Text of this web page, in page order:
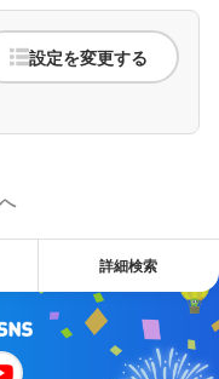
設定を変更する
詳細検索